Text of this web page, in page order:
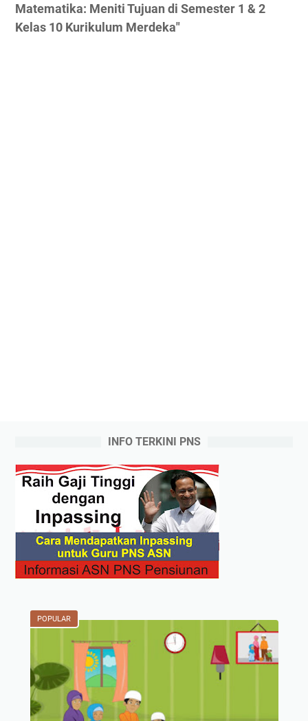
Matematika: Meniti Tujuan di Semester 1 & 2
Kelas 10 Kurikulum Merdeka"
INFO TERKINI PNS
POPULAR